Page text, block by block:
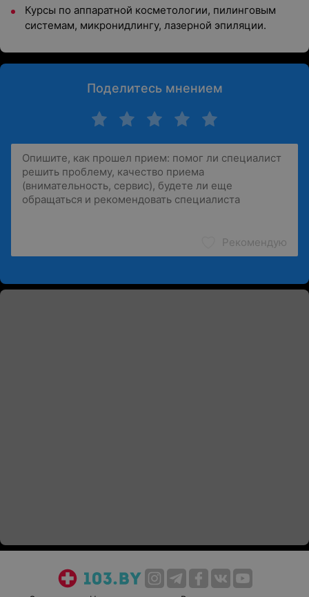
Курсы по аппаратной косметологии, пилинговым
системам, микронидлингу, лазерной эпиляции.
Поделитесь мнением
Рекомендую